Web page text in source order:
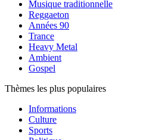
Musique traditionnelle
Reggaeton
Années 90
Trance
Heavy Metal
Ambient
Gospel
Thèmes les plus populaires
Informations
Culture
Sports